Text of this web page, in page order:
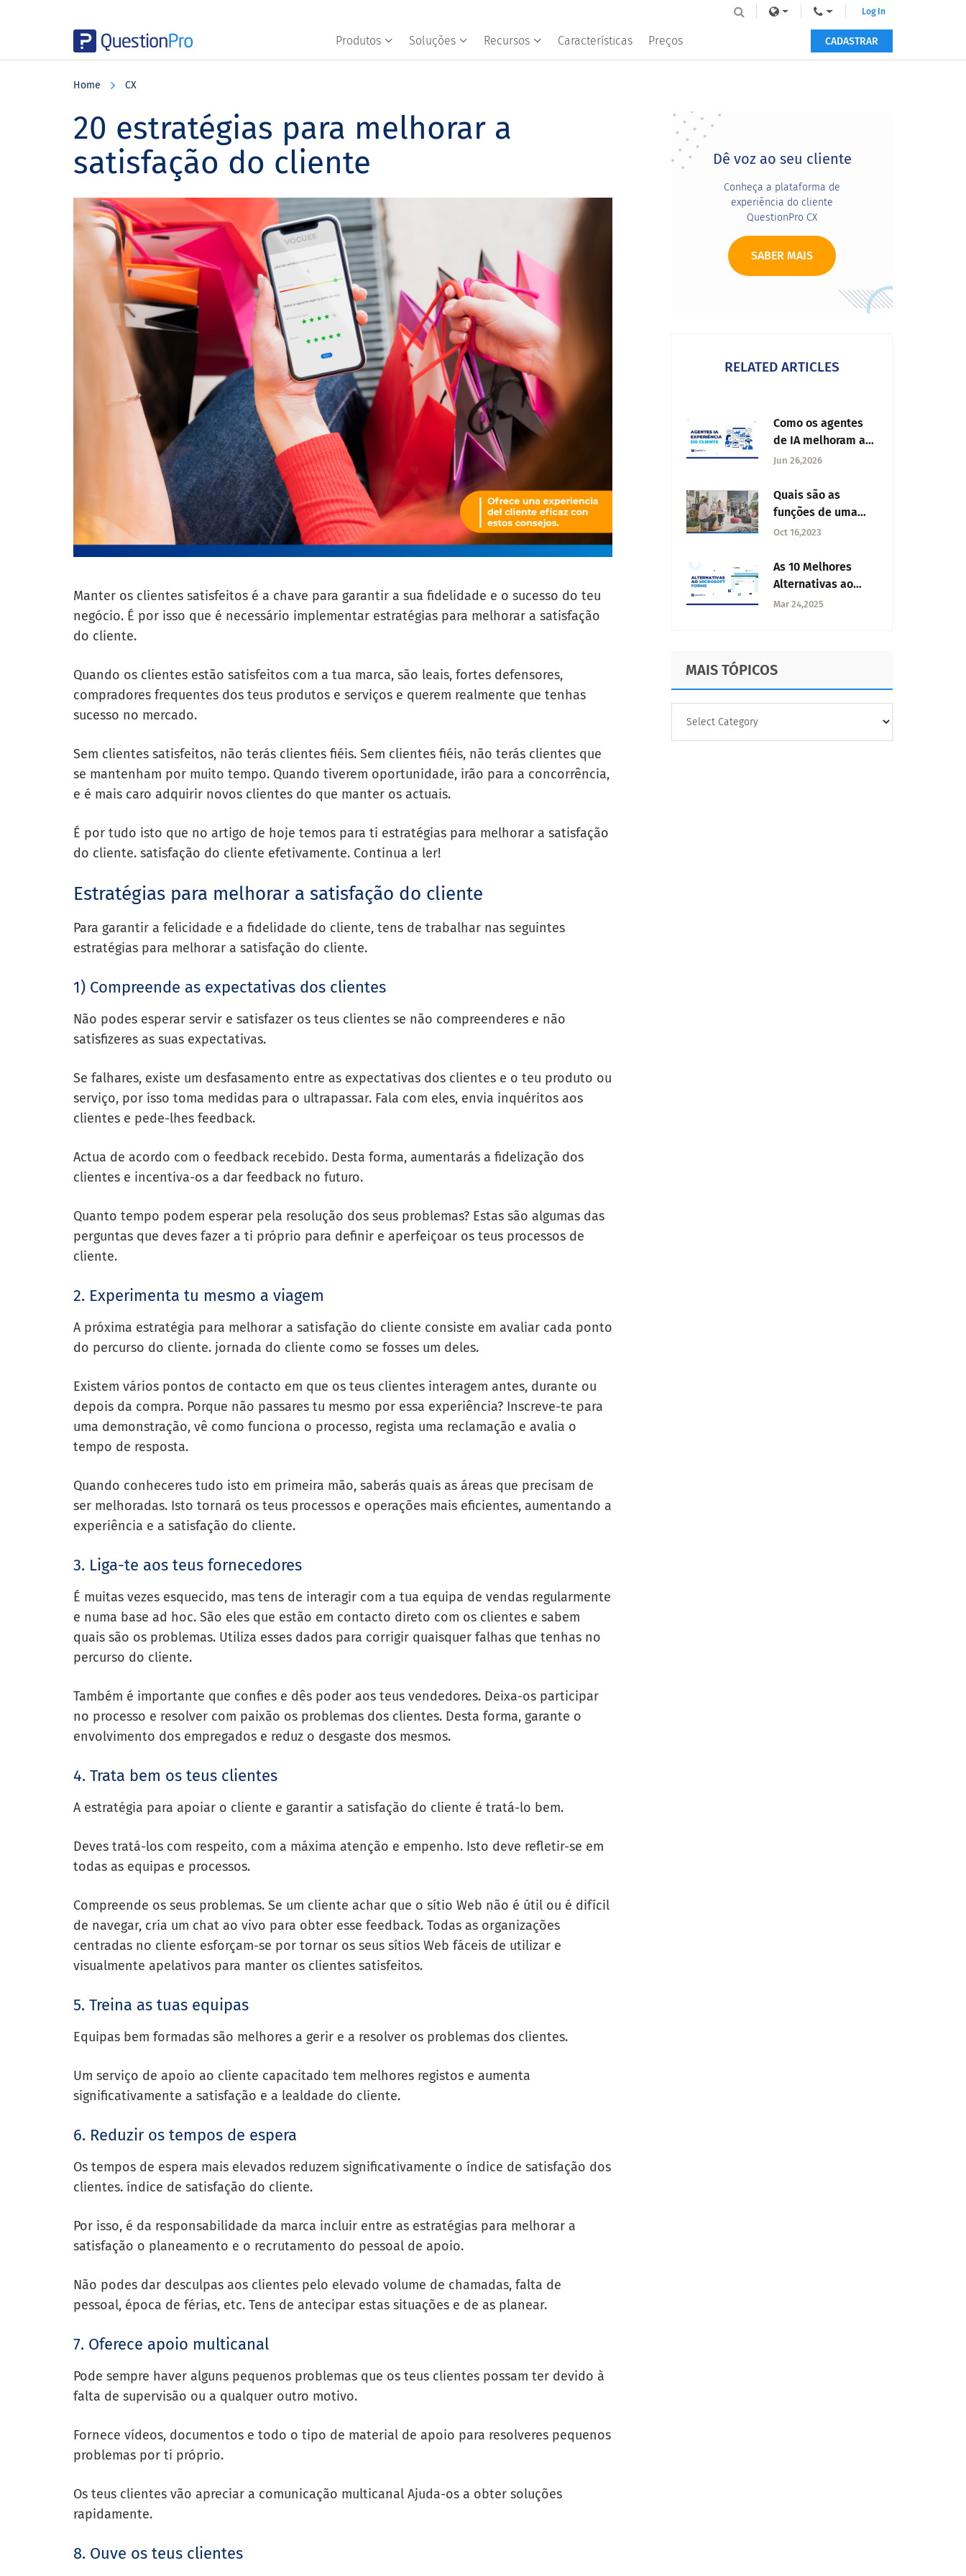
Produtos Soluções Recursos Características Preços
Log In
CADASTRAR
Home CX
20 estratégias para melhorar a
satisfação do cliente
Manter os clientes satisfeitos é a chave para garantir a sua fidelidade e o sucesso do teu
negócio. É por isso que é necessário implementar estratégias para melhorar a satisfação
do cliente.
Quando os clientes estão satisfeitos com a tua marca, são leais, fortes defensores,
compradores frequentes dos teus produtos e serviços e querem realmente que tenhas
sucesso no mercado.
Sem clientes satisfeitos, não terás clientes fiéis. Sem clientes fiéis, não terás clientes que
se mantenham por muito tempo. Quando tiverem oportunidade, irão para a concorrência,
e é mais caro adquirir novos clientes do que manter os actuais.
É por tudo isto que no artigo de hoje temos para ti estratégias para melhorar a satisfação
do cliente. satisfação do cliente efetivamente. Continua a ler!
Estratégias para melhorar a satisfação do cliente
Para garantir a felicidade e a fidelidade do cliente, tens de trabalhar nas seguintes
estratégias para melhorar a satisfação do cliente.
1) Compreende as expectativas dos clientes
Não podes esperar servir e satisfazer os teus clientes se não compreenderes e não
satisfizeres as suas expectativas.
Se falhares, existe um desfasamento entre as expectativas dos clientes e o teu produto ou
serviço, por isso toma medidas para o ultrapassar. Fala com eles, envia inquéritos aos
clientes e pede-lhes feedback.
Actua de acordo com o feedback recebido. Desta forma, aumentarás a fidelização dos
clientes e incentiva-os a dar feedback no futuro.
Quanto tempo podem esperar pela resolução dos seus problemas? Estas são algumas das
perguntas que deves fazer a ti próprio para definir e aperfeiçoar os teus processos de
cliente.
2. Experimenta tu mesmo a viagem
A próxima estratégia para melhorar a satisfação do cliente consiste em avaliar cada ponto
do percurso do cliente. jornada do cliente como se fosses um deles.
Existem vários pontos de contacto em que os teus clientes interagem antes, durante ou
depois da compra. Porque não passares tu mesmo por essa experiência? Inscreve-te para
uma demonstração, vê como funciona o processo, regista uma reclamação e avalia o
tempo de resposta.
Quando conheceres tudo isto em primeira mão, saberás quais as áreas que precisam de
ser melhoradas. Isto tornará os teus processos e operações mais eficientes, aumentando a
experiência e a satisfação do cliente.
3. Liga-te aos teus fornecedores
É muitas vezes esquecido, mas tens de interagir com a tua equipa de vendas regularmente
e numa base ad hoc. São eles que estão em contacto direto com os clientes e sabem
quais são os problemas. Utiliza esses dados para corrigir quaisquer falhas que tenhas no
percurso do cliente.
Também é importante que confies e dês poder aos teus vendedores. Deixa-os participar
no processo e resolver com paixão os problemas dos clientes. Desta forma, garante o
envolvimento dos empregados e reduz o desgaste dos mesmos.
4. Trata bem os teus clientes
A estratégia para apoiar o cliente e garantir a satisfação do cliente é tratá-lo bem.
Deves tratá-los com respeito, com a máxima atenção e empenho. Isto deve refletir-se em
todas as equipas e processos.
Compreende os seus problemas. Se um cliente achar que o sítio Web não é útil ou é difícil
de navegar, cria um chat ao vivo para obter esse feedback. Todas as organizações
centradas no cliente esforçam-se por tornar os seus sítios Web fáceis de utilizar e
visualmente apelativos para manter os clientes satisfeitos.
5. Treina as tuas equipas
Equipas bem formadas são melhores a gerir e a resolver os problemas dos clientes.
Um serviço de apoio ao cliente capacitado tem melhores registos e aumenta
significativamente a satisfação e a lealdade do cliente.
6. Reduzir os tempos de espera
Os tempos de espera mais elevados reduzem significativamente o índice de satisfação dos
clientes. índice de satisfação do cliente.
Por isso, é da responsabilidade da marca incluir entre as estratégias para melhorar a
satisfação o planeamento e o recrutamento do pessoal de apoio.
Não podes dar desculpas aos clientes pelo elevado volume de chamadas, falta de
pessoal, época de férias, etc. Tens de antecipar estas situações e de as planear.
7. Oferece apoio multicanal
Pode sempre haver alguns pequenos problemas que os teus clientes possam ter devido à
falta de supervisão ou a qualquer outro motivo.
Fornece vídeos, documentos e todo o tipo de material de apoio para resolveres pequenos
problemas por ti próprio.
Os teus clientes vão apreciar a comunicação multicanal Ajuda-os a obter soluções
rapidamente.
8. Ouve os teus clientes
Primary
SidebarDê voz ao seu cliente
Conheça a plataforma de
experiência do cliente
QuestionPro CX
SABER MAIS
RELATED ARTICLES
Como os agentes
de IA melhoram a
experiência do
Jun 26,2026
Quais são as
funções de uma
agência de
Oct 16,2023
As 10 Melhores
Alternativas ao
Microsoft Forms
Formulários
Mar 24,2025
MAIS TÓPICOS
TÓPICOS